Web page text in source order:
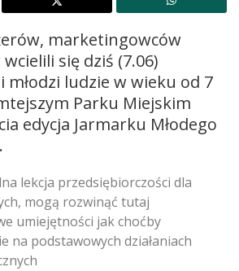
marketingowców
się dziś (7.06)
młodzi ludzie w wieku od 7
Parku Miejskim
edycja Jarmarku Młodego
lekcja przedsiębiorczości dla
mogą rozwinąć tutaj
umiejętności jak choćby
na podstawowych działaniach